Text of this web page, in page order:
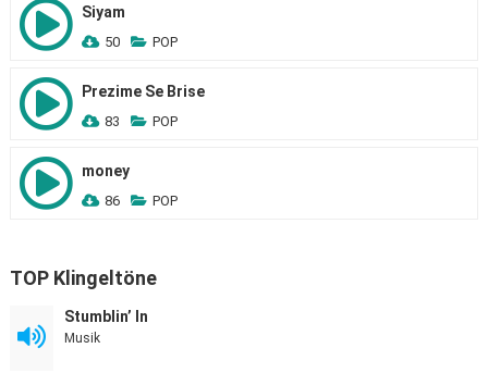
Siyam
50 POP
Prezime Se Brise
83 POP
money
86 POP
TOP Klingeltöne
Stumblin’ In
Musik